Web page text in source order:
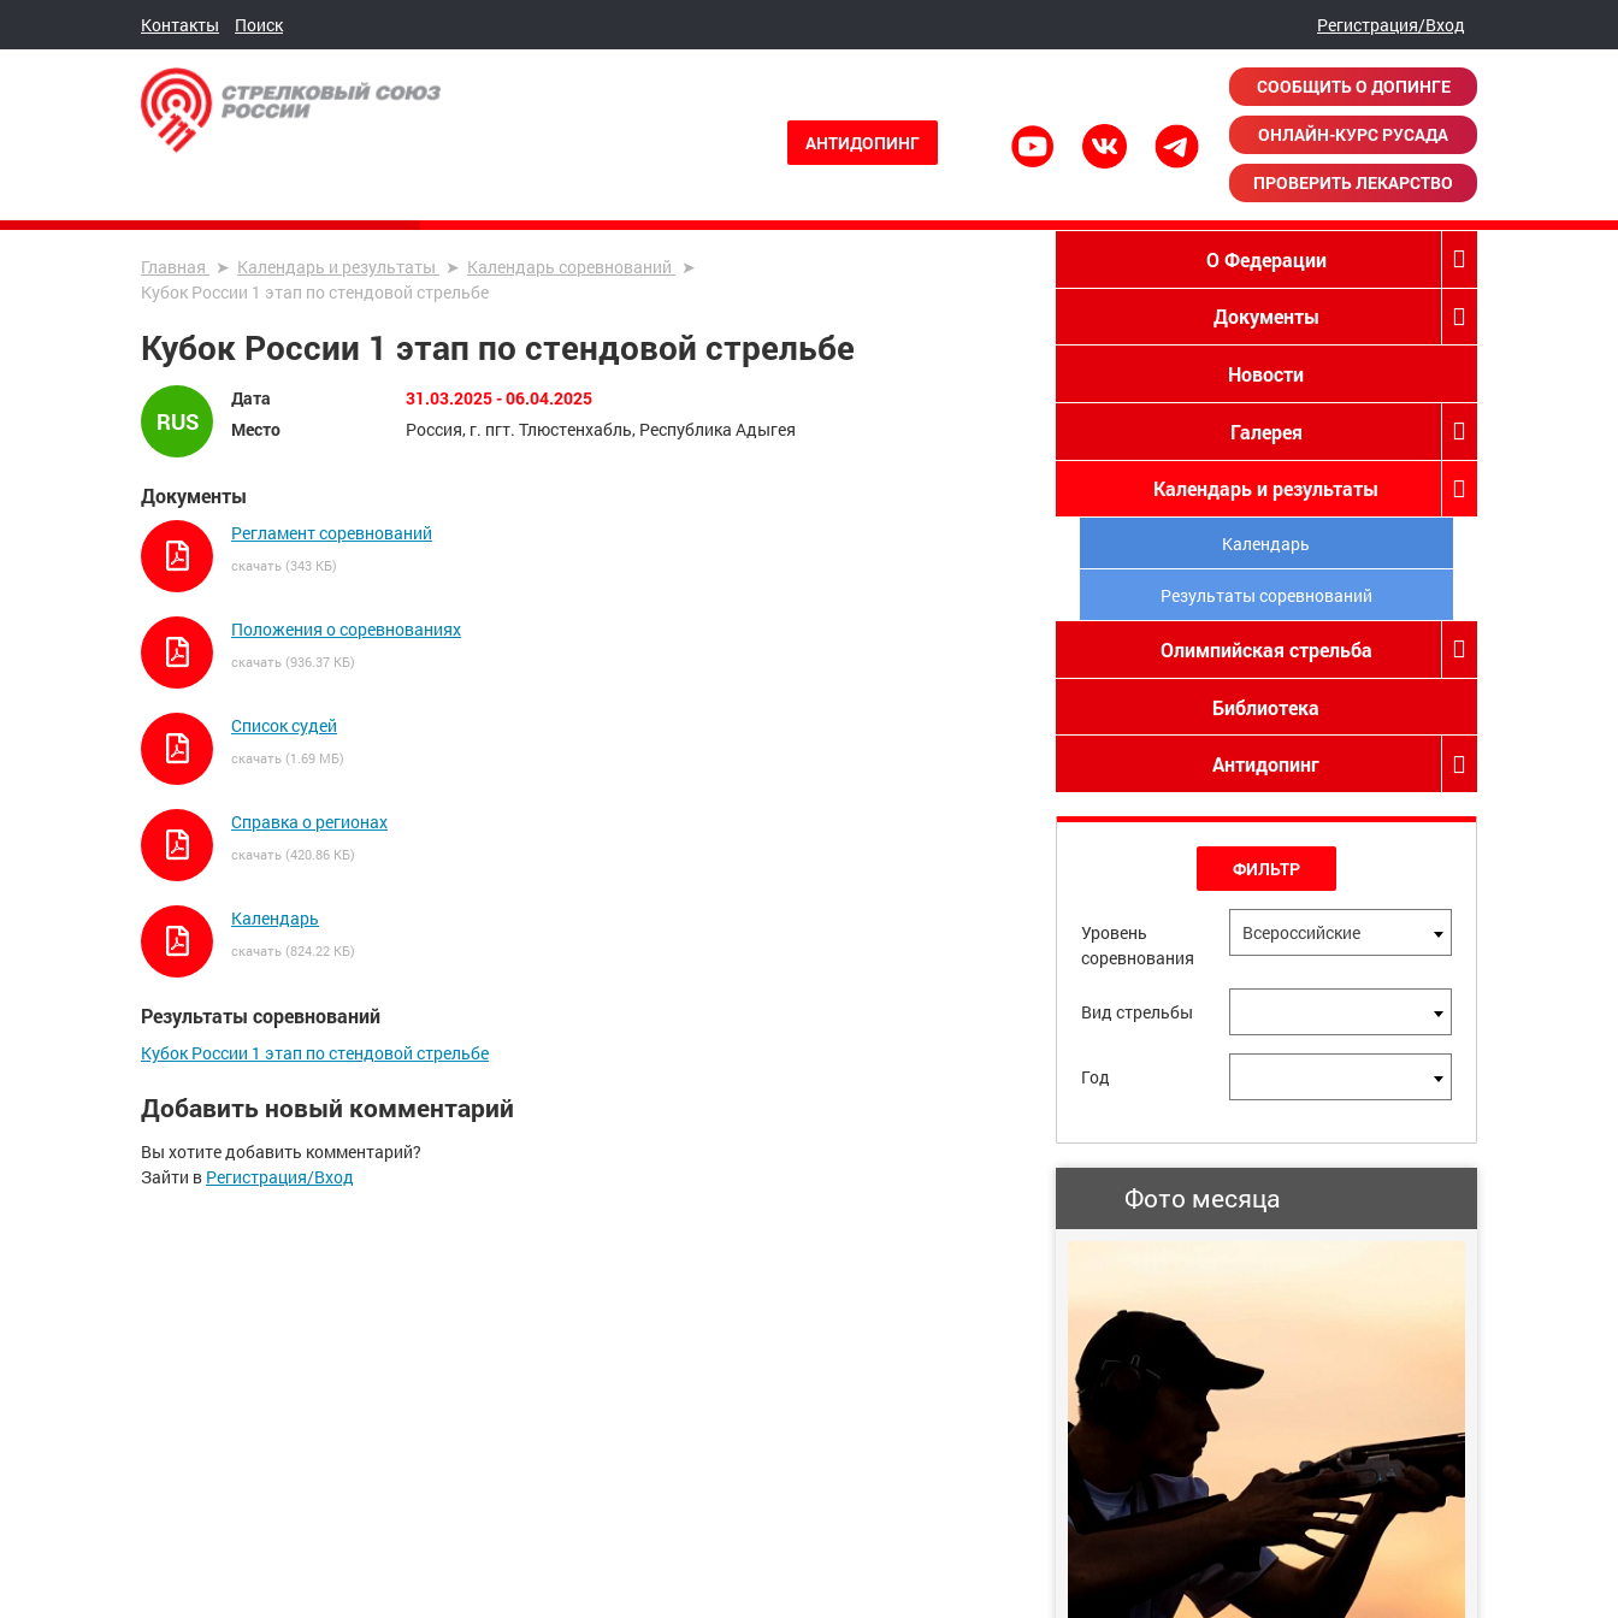
Контакты Поиск Регистрация/Вход
АНТИДОПИНГ
СООБЩИТЬ О ДОПИНГЕ
ОНЛАЙН-КУРС РУСАДА
ПРОВЕРИТЬ ЛЕКАРСТВО
Главная Календарь и результаты
Календарь соревнований
Кубок России 1 этап по стендовой стрельбе
Кубок России 1 этап по стендовой стрельбе
RUS
Дата
31.03.2025 - 06.04.2025
Место
Россия, г. пгт. Тлюстенхабль, Республика Адыгея
Документы
Регламент соревнований
скачать (343 КБ)
Положения о соревнованиях
скачать (936.37 КБ)
Список судей
скачать (1.69 МБ)
Справка о регионах
скачать (420.86 КБ)
Календарь
скачать (824.22 КБ)
Результаты соревнований
Кубок России 1 этап по стендовой стрельбе
Добавить новый комментарий
Вы хотите добавить комментарий?
Зайти в Регистрация/Вход
О Федерации
Документы
Новости
Галерея
Календарь и результаты
Календарь
Результаты соревнований
Олимпийская стрельба
Библиотека
Антидопинг
ФИЛЬТР
Уровень
соревнования
Всероссийские
Вид стрельбы
Год
Фото месяца